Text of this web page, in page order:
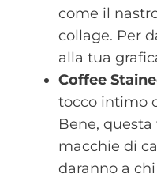
come il
collage. Per
alla tua
Coffee
tocco intimo
Bene, questa
macchie di
daranno a